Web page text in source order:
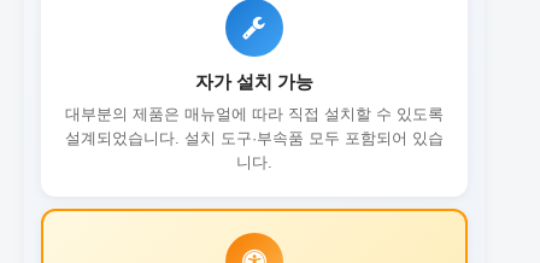
자가 설치 가능
대부분의 제품은 매뉴얼에 따라 직접 설치할 수 있도록
설계되었습니다. 설치 도구·부속품 모두 포함되어 있습
니다.